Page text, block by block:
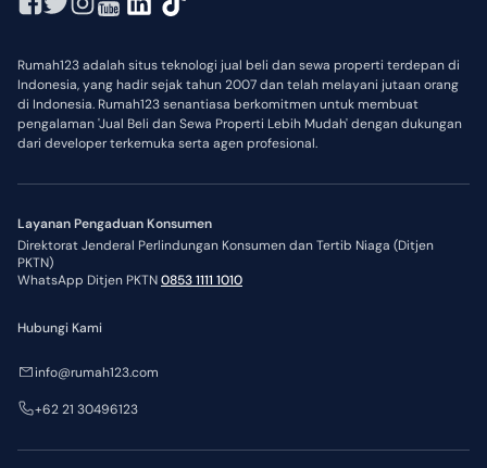
Rumah123 adalah situs teknologi jual beli dan sewa properti terdepan di
Indonesia, yang hadir sejak tahun 2007 dan telah melayani jutaan orang
di Indonesia. Rumah123 senantiasa berkomitmen untuk membuat
pengalaman 'Jual Beli dan Sewa Properti Lebih Mudah' dengan dukungan
dari developer terkemuka serta agen profesional.
Layanan Pengaduan Konsumen
Direktorat Jenderal Perlindungan Konsumen dan Tertib Niaga (Ditjen
PKTN)
WhatsApp Ditjen PKTN0853 1111 1010
Hubungi Kami
info@rumah123.com
+62 21 30496123